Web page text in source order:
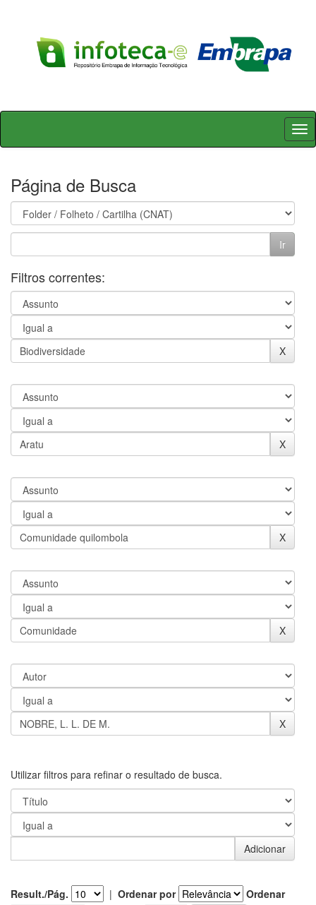
Skip
Página de Busca
Filtros correntes:
Utilizar filtros para refinar o resultado de busca.
Result./Pág. | Ordenar por
Ordenar